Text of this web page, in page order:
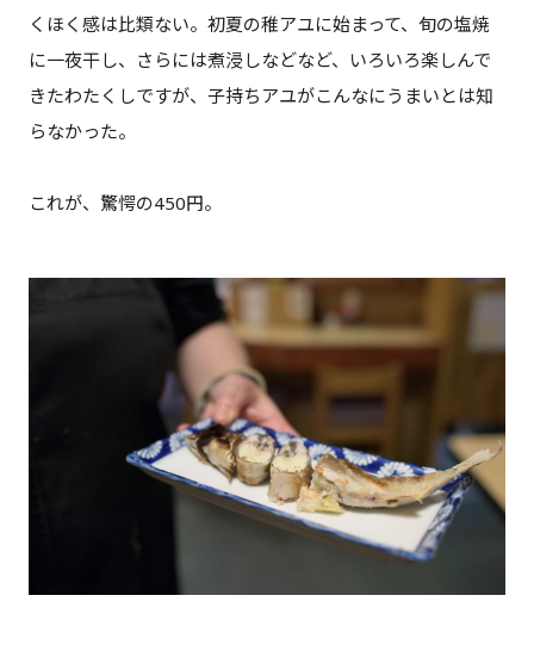
くほく感は比類ない。初夏の稚アユに始まって、旬の塩焼
に一夜干し、さらには煮浸しなどなど、いろいろ楽しんで
きたわたくしですが、子持ちアユがこんなにうまいとは知
らなかった。
これが、驚愕の450円。